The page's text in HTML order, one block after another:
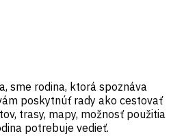
sme rodina, ktorá spoznáva
poskytnúť rady ako cestovať
trasy, mapy, možnosť použitia
potrebuje vedieť.